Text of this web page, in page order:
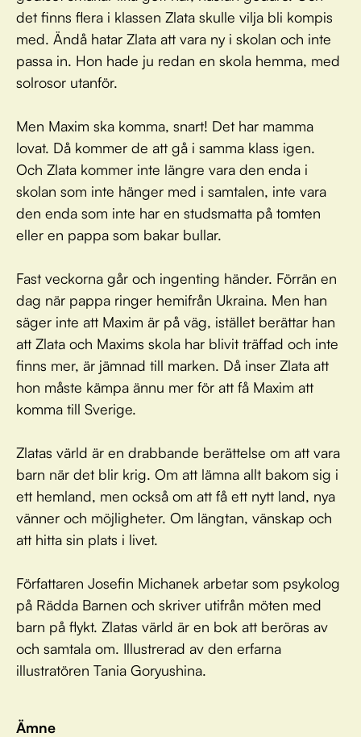
det finns flera i klassen Zlata skulle vilja bli kompis
med. Ändå hatar Zlata att vara ny i skolan och inte
passa in. Hon hade ju redan en skola hemma, med
solrosor utanför.
Men Maxim ska komma, snart! Det har mamma
lovat. Då kommer de att gå i samma klass igen.
Och Zlata kommer inte längre vara den enda i
skolan som inte hänger med i samtalen, inte vara
den enda som inte har en studsmatta på tomten
eller en pappa som bakar bullar.
Fast veckorna går och ingenting händer. Förrän en
dag när pappa ringer hemifrån Ukraina. Men han
säger inte att Maxim är på väg, istället berättar han
att Zlata och Maxims skola har blivit träffad och inte
finns mer, är jämnad till marken. Då inser Zlata att
hon måste kämpa ännu mer för att få Maxim att
komma till Sverige.
Zlatas värld är en drabbande berättelse om att vara
barn när det blir krig. Om att lämna allt bakom sig i
ett hemland, men också om att få ett nytt land, nya
vänner och möjligheter. Om längtan, vänskap och
att hitta sin plats i livet.
Författaren Josefin Michanek arbetar som psykolog
på Rädda Barnen och skriver utifrån möten med
barn på flykt. Zlatas värld är en bok att beröras av
och samtala om. Illustrerad av den erfarna
illustratören Tania Goryushina.
Ämne